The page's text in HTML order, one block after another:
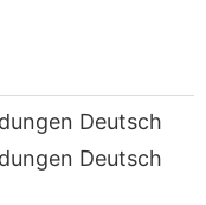
Deutsch
Deutsch